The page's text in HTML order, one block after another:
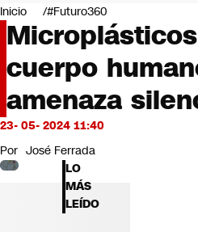
Negocios
Deportes
Programas completos
Cultura
Servicios
Bits
CNN tiempo
Futuro 360
Opinión
Inicio #Futuro360
cuerpo
amenaza
23- 05- 2024 11:40
Por José Ferrada
LO
MÁS
LEÍDO